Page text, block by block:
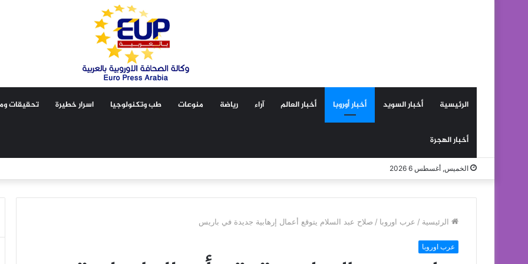
الرئيسية أخبار السويد أخبار أوروبا أخبار العالم آراء رياضة منوعات طب وتكنولوجيا اسرار خطيرة تحقيقات
أخبار الهجرة
الخميس, أغسطس 6 2026
الرئيسية / عرب اوروبا / صلاح عبد السلام يتوقع أعمال إرهابية جديدة في باريس
عرب اوروبا